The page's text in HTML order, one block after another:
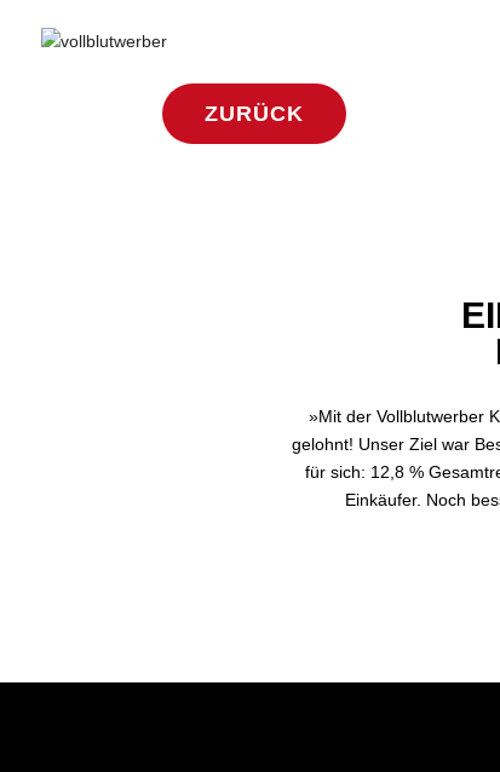
ZURÜCK
»Mit der Vollblutwerber
gelohnt! Unser Ziel war
für sich: 12,8 %
Einkäufer. Noch